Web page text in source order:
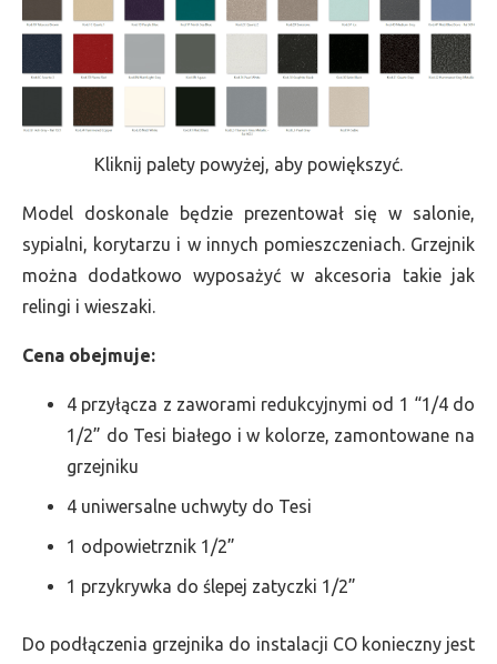
Kliknij palety powyżej, aby powiększyć.
Model doskonale będzie prezentował się w salonie,
sypialni, korytarzu i w innych pomieszczeniach. Grzejnik
można dodatkowo wyposażyć w akcesoria takie jak
relingi i wieszaki.
Cena obejmuje:
4 przyłącza z zaworami redukcyjnymi od 1 “1/4 do
1/2” do Tesi białego i w kolorze, zamontowane na
grzejniku
4 uniwersalne uchwyty do Tesi
1 odpowietrznik 1/2”
1 przykrywka do ślepej zatyczki 1/2”
Do podłączenia grzejnika do instalacji CO konieczny jest